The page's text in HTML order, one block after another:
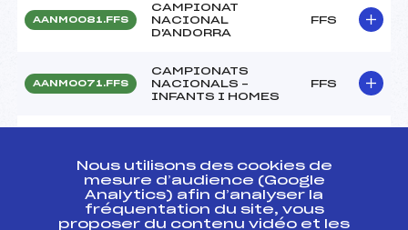
AANM0081.FFS
CAMPIONAT
NACIONAL
D'ANDORRA
FFS
AANM0071.FFS
CAMPIONATS
NACIONALS –
INFANTS I HOMES
FFS
APEM0281.FFS
GRAND PRIX DES
MONTS D'OLMES
FFS
Nous utilisons des cookies de
mesure d’audience (Google
Analytics) afin d’analyser la
fréquentation du site, vous
proposer du contenu vidéo et les